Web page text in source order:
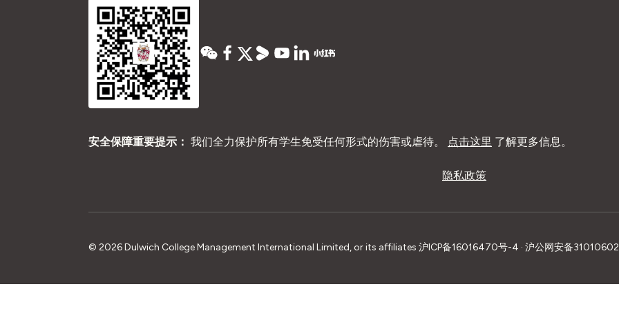
安全保障重要提示： 我们全力保护所有学生免受任何形式的伤害或虐待。 点击这里 了解更多信息。
隐私政策
© 2026 Dulwich College Management International Limited, or its affiliates 沪ICP备16016470号-4 · 沪公网安备